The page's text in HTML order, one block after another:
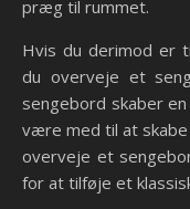
præg til rummet.
Hvis du derimod er
du overveje et
sengebord skaber
være med til at skabe
overveje et
for at tilføje et